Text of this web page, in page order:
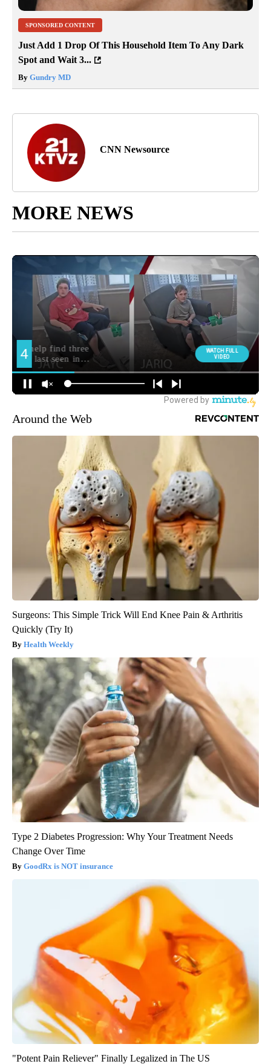
SPONSORED CONTENT
Just Add 1 Drop Of This Household Item To Any Dark
Spot and Wait 3...
By Gundry MD
CNN Newsource
MORE NEWS
Around the Web
Surgeons: This Simple Trick Will End Knee Pain & Arthritis
Quickly (Try It)
Health Weekly
Type 2 Diabetes Progression: Why Your Treatment Needs
Change Over Time
GoodRx is NOT insurance
"Potent Pain Reliever" Finally Legalized in The US